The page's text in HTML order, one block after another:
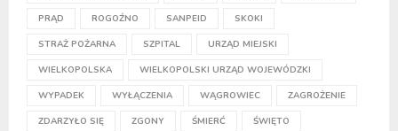
PRĄD ROGOŹNO SANPEID SKOKI
STRAŻ POŻARNA SZPITAL URZĄD MIEJSKI
WIELKOPOLSKA WIELKOPOLSKI URZĄD WOJEWÓDZKI
WYPADEK WYŁĄCZENIA WĄGROWIEC ZAGROŻENIE
ZDARZYŁO SIĘ ZGONY ŚMIERĆ ŚWIĘTO